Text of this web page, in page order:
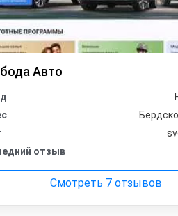
Авто
отзыв
Смотреть 7 отзывов